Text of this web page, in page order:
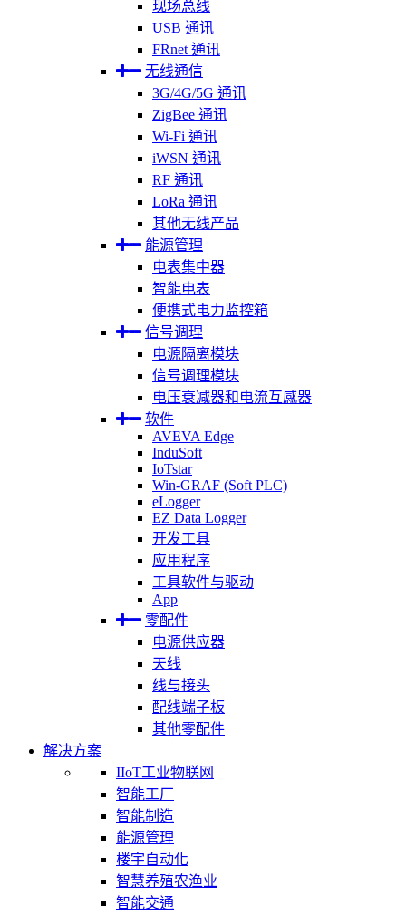
现场总线
USB 通讯
FRnet 通讯
无线通信
3G/4G/5G 通讯
ZigBee 通讯
Wi-Fi 通讯
iWSN 通讯
RF 通讯
LoRa 通讯
其他无线产品
能源管理
电表集中器
智能电表
便携式电力监控箱
信号调理
电源隔离模块
信号调理模块
电压衰减器和电流互感器
软件
AVEVA Edge
InduSoft
IoTstar
Win-GRAF (Soft PLC)
eLogger
EZ Data Logger
开发工具
应用程序
工具软件与驱动
App
零配件
电源供应器
天线
线与接头
配线端子板
其他零配件
解决方案
IIoT工业物联网
智能工厂
智能制造
能源管理
楼宇自动化
智慧养殖农渔业
智能交通